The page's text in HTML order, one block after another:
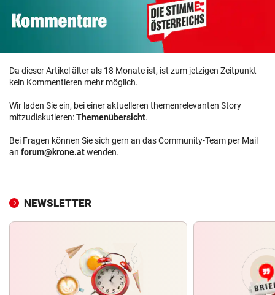
Da dieser Artikel älter als 18 Monate ist, ist zum jetzigen Zeitpunkt
kein Kommentieren mehr möglich.
Wir laden Sie ein, bei einer aktuelleren themenrelevanten Story
mitzudiskutieren:Themenübersicht.
Bei Fragen können Sie sich gern an das Community-Team per Mail
an forum@krone.atwenden.
NEWSLETTER